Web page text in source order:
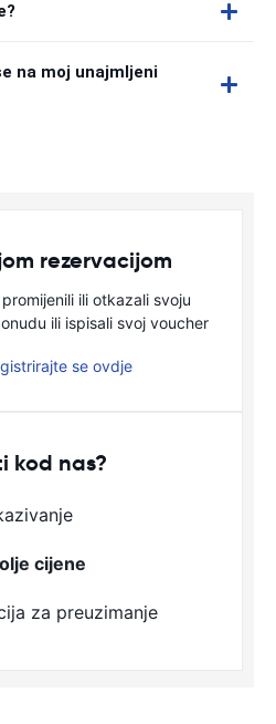
na moj unajmljeni
rezervacijom
ili otkazali svoju
ili ispisali svoj voucher
se ovdje
kod nas?
cijene
za preuzimanje